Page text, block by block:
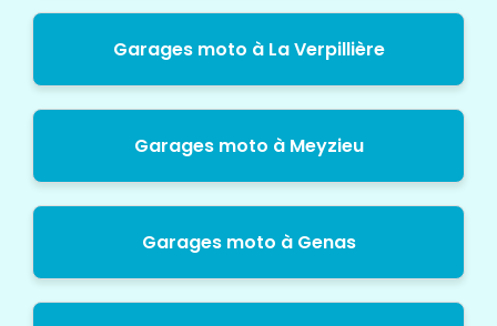
Garages moto à La Verpillière
Garages moto à Meyzieu
Garages moto à Genas